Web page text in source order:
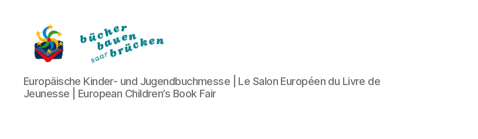
Bücher
bauen
Brücken
Europäische Kinder- und Jugendbuchmesse | Le Salon Européen du Livre de
Jeunesse | European Children’s Book Fair